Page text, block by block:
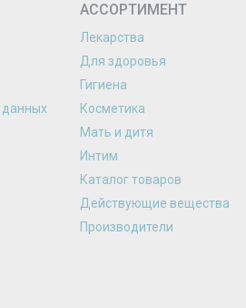
данных
АССОРТИМЕНТ
Лекарства
Для здоровья
Гигиена
Косметика
Мать и дитя
Интим
Каталог товаров
Действующие вещества
Производители